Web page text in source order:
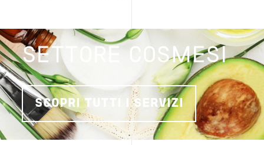
SETTORE COSMESI
SCOPRI TUTTI I SERVIZI